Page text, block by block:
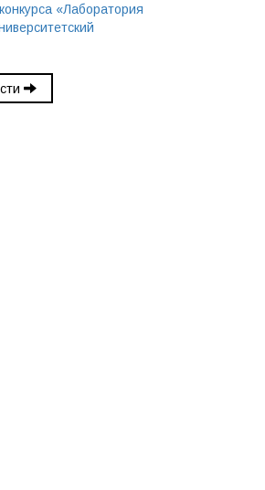
«Лаборатория